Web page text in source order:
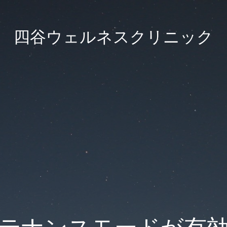
四谷ウェルネスクリニック